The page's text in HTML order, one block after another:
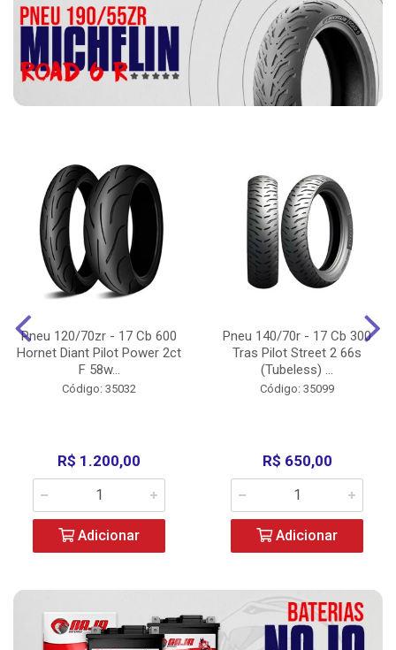
Pneu 120/70zr - 17 Cb 600
Hornet Diant Pilot Power 2ct
F 58w...
Código: 35032
R$ 1.200,00
Adicionar
Pneu 140/70r - 17 Cb 300
Tras Pilot Street 2 66s
(Tubeless) ...
Código: 35099
R$ 650,00
Adicionar